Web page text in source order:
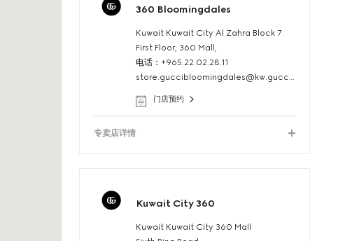
360 Bloomingdales
Kuwait Kuwait City Al Zahra Block 7
First Floor, 360 Mall,
电话：+965.22.02.28.11
store.guccibloomingdales@kw.gucci.com
门店预约
专卖店详情
Kuwait City 360
Kuwait Kuwait City 360 Mall